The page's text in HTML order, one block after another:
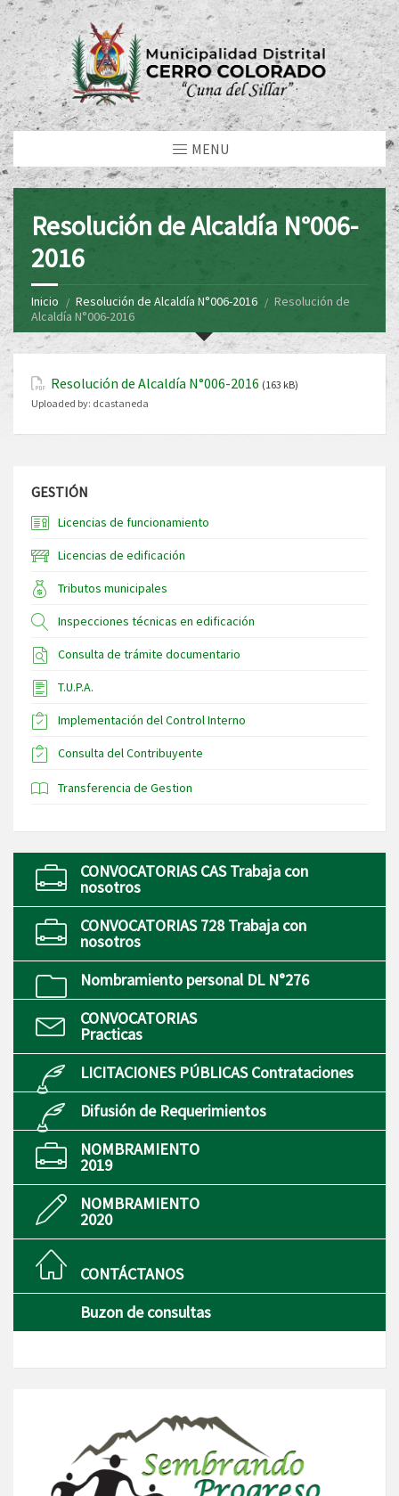
MENU
Resolución de Alcaldía N°006-
2016
Inicio Resolución de Alcaldía N°006-2016
Resolución de
Alcaldía N°006-2016
Resolución de Alcaldía N°006-2016 (163 kB)
Uploaded by: dcastaneda
GESTIÓN
Licencias de funcionamiento
Licencias de edificación
Tributos municipales
Inspecciones técnicas en edificación
Consulta de trámite documentario
T.U.P.A.
Implementación del Control Interno
Consulta del Contribuyente
Transferencia de Gestion
CONVOCATORIAS CAS Trabaja con
nosotros
CONVOCATORIAS 728 Trabaja con
nosotros
Nombramiento personal DL N°276
CONVOCATORIAS
Practicas
LICITACIONES PÚBLICAS Contrataciones
Difusión de Requerimientos
NOMBRAMIENTO
2019
NOMBRAMIENTO
2020
CONTÁCTANOS
Buzon de consultas